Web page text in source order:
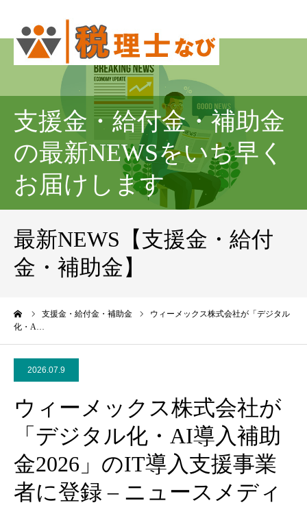
支援金・給付金・補助金
の最新NEWSをいち早く
お届けします
最新NEWS【支援金・給付
金・補助金】
支援金・給付金・補助金
ウィーメックス株式会社が「デジタル
化・A…
2026.07.9
ウィーメックス株式会社が
「デジタル化・AI導入補助
金2026」のIT導入支援事業
者に登録 – ニュースメディ